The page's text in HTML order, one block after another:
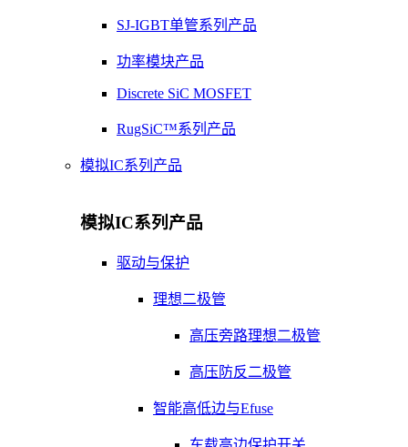
SJ-IGBT单管系列产品
功率模块产品
Discrete SiC MOSFET
RugSiC™系列产品
模拟IC系列产品
模拟IC系列产品
驱动与保护
理想二极管
高压旁路理想二极管
高压防反二极管
智能高低边与Efuse